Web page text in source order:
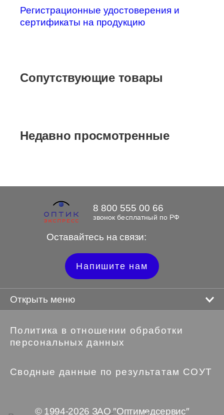
Регистрационные удостоверения и
сертификаты на продукцию
Сопутствующие товары
Недавно просмотренные
Оставайтесь на связи:
8 800 555 00 66
звонок бесплатный по РФ
Напишите нам
Открыть меню
Политика в отношении обработки
персональных данных
Сводные данные по результатам СОУТ
© 1994-2026 ЗАО ″Оптимедсервис″